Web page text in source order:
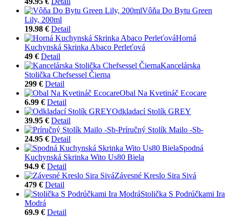
Vôňa Do Bytu Green
Lily, 200ml
19.98 € Detail
Horná
Kuchynská Skrinka Abaco Perleťová
49 € Detail
Kancelárska
Stolička Chefsessel Čierna
299 € Detail
Obal Na Kvetináč Ecocare
6.99 € Detail
Odkladací Stolík GREY
39.95 € Detail
Príručný Stolík Mailo -Sb-
24.95 € Detail
Spodná
Kuchynská Skrinka Wito Us80 Biela
94.9 € Detail
Závesné Kreslo Sira Sivá
479 € Detail
Stolička S Podrúčkami Ira
Modrá
69.9 € Detail